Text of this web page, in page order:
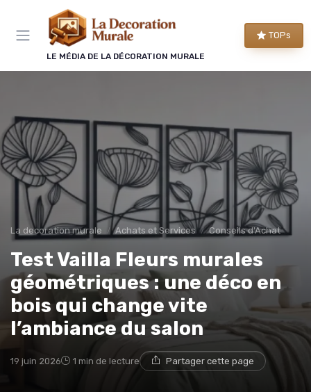
LE MÉDIA DE LA DÉCORATION MURALE
TOPs
La decoration murale Achats et Services Conseils d'Achat
Test Vailla Fleurs murales
géométriques : une déco en
bois qui change vite
l’ambiance du salon
19 juin 2026 1 min de lecture Partager cette page
Panneau de gestion des cookies